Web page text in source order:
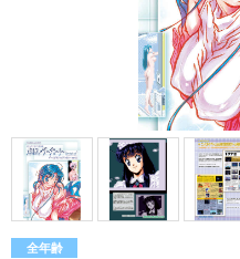
全年齢